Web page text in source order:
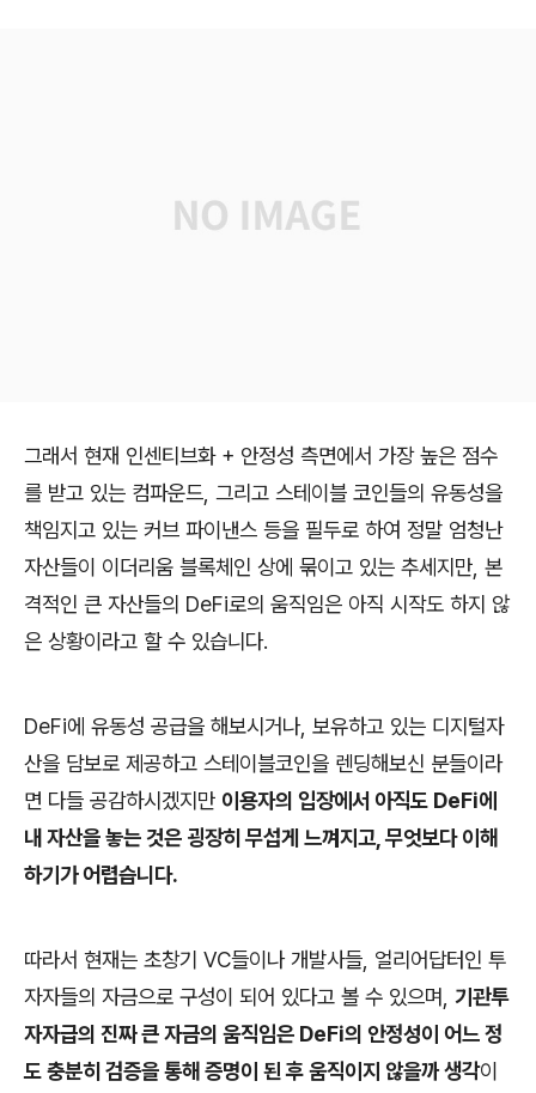
그래서 현재 인센티브화 + 안정성 측면에서 가장 높은 점수
를 받고 있는 컴파운드, 그리고 스테이블 코인들의 유동성을
책임지고 있는 커브 파이낸스 등을 필두로 하여 정말 엄청난
자산들이 이더리움 블록체인 상에 묶이고 있는 추세지만, 본
격적인 큰 자산들의 DeFi로의 움직임은 아직 시작도 하지 않
은 상황이라고 할 수 있습니다.
DeFi에 유동성 공급을 해보시거나, 보유하고 있는 디지털자
산을 담보로 제공하고 스테이블코인을 렌딩해보신 분들이라
면 다들 공감하시겠지만 이용자의 입장에서 아직도 DeFi에
내 자산을 놓는 것은 굉장히 무섭게 느껴지고, 무엇보다 이해
하기가 어렵습니다.
따라서 현재는 초창기 VC들이나 개발사들, 얼리어답터인 투
자자들의 자금으로 구성이 되어 있다고 볼 수 있으며, 기관투
자자급의 진짜 큰 자금의 움직임은 DeFi의 안정성이 어느 정
도 충분히 검증을 통해 증명이 된 후 움직이지 않을까 생각이